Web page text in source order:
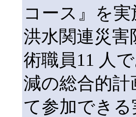
コース』を
洪水関連災
術職員11 人
減の総合的
て参加でき